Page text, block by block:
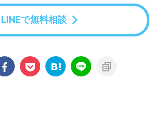
LINEで無料相談